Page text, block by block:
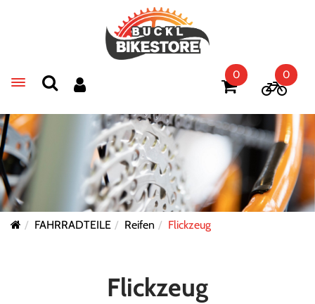
Toggle navigation
0 0
FAHRRADTEILE Reifen Flickzeug
Flickzeug